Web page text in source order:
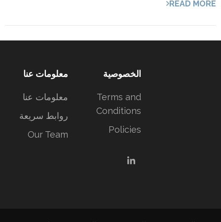
READ MORE
معلومات عنا
معلومات عنا
روابط سريعة
Our Team
الخصوصية
Terms and
Conditions
Policies
LinkedIn